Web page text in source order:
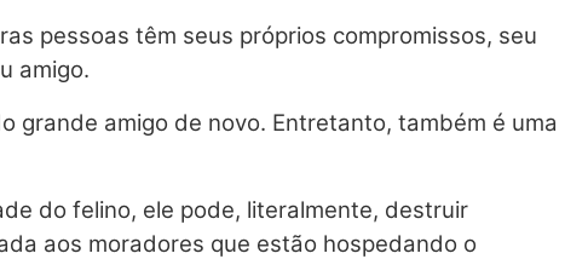
pessoas têm seus próprios compromissos, seu
amigo.
grande amigo de novo. Entretanto, também é uma
do felino, ele pode, literalmente, destruir
aos moradores que estão hospedando o